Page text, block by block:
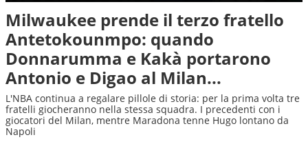
Milwaukee prende il terzo fratello
Antetokounmpo: quando
Donnarumma e Kakà portarono
Antonio e Digao al Milan...
L'NBA continua a regalare pillole di storia: per la prima volta tre
fratelli giocheranno nella stessa squadra. I precedenti con i
giocatori del Milan, mentre Maradona tenne Hugo lontano da
Napoli